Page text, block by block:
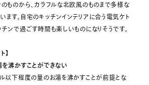
のものから、カラフルな北欧風のものまで多様な
ます。自宅のキッチンインテリアに合う電気ケト
チンで過ごす時間も楽しいものになりそうです。
】
沸かすことができない
ル以下程度の量のお湯を沸かすことが前提とな